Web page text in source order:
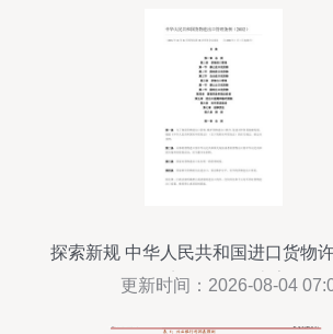
探索新规 中华人民共和国进口货物
贸易管理的十字路口
更新时间：2026-08-04